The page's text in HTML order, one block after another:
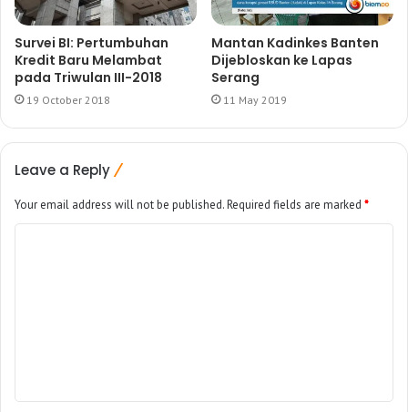
Survei BI: Pertumbuhan
Kredit Baru Melambat
pada Triwulan III-2018
19 October 2018
Mantan Kadinkes Banten
Dijebloskan ke Lapas
Serang
11 May 2019
Leave a Reply
Your email address will not be published.Required fields are marked *